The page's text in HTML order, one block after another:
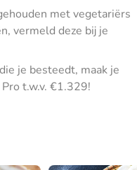
met vegetariërs
vermeld deze bij je
je besteedt, maak je
t.w.v. €1.329!